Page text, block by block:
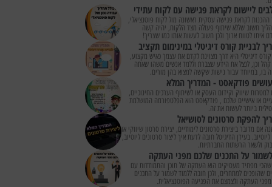
ההכנות לקראת פגישה עסקית ראשונה מול לקוח פוטנציאלי,
חשוב שללא שיתוף פעולה מצד הלקוח, יהיה קשה
איתו לטווח ארוך ולכן חשוב לעשות אותו כמו שצריך!
לבניית קורס דיגיטלי במינימום תקציב
קורס דיגיטלי היא דרך מצוינת לקדם את עצמך כאיש מקצוע,
קהל וכן, לנצל את הידע שצברת וללמד אנשים משהו שאתה
בו, במיוחד עבור נישות שקשה למצוא בהן מורים.
פודקאסט - המדריך המלא
למטרות שיווק וקידום העסק או לשיתוף הערכים החינוכיים,
או אישיים שלכם , פודקאסט הוא הפלטפורמה המושלמת
ביותר לעשות את זה.
להפקת סרטונים לסושיאל
אם מדובר ביצירת סרטונים לימודיים, יצירת סרטון שיווקי או
בעידן הדיגיטל חובה לדעת איך ליצור סרטונים ליוטיוב,
ולשאר הרשתות החברתיות.
על התכנים שלכם מפני העתקה
מפחיד מעסיקים הוא העתקה של תוכן והתמודדות עם
שהופכים למתחרים, ולכן חובה ללמוד לשמור על התכנים
העתקה ולצמצם את הפגיעה הפוטנציאלית.